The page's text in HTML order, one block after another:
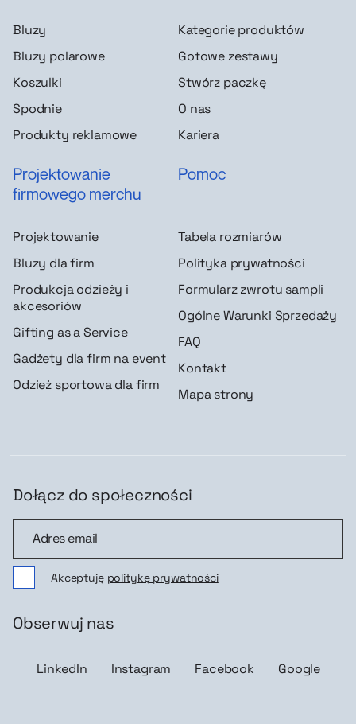
Bluzy
Bluzy polarowe
Koszulki
Spodnie
Produkty reklamowe
Kategorie produktów
Gotowe zestawy
Stwórz paczkę
O nas
Kariera
Projektowanie
firmowego merchu
Projektowanie
Bluzy dla firm
Produkcja odzieży i
akcesoriów
Gifting as a Service
Gadżety dla firm na event
Odzież sportowa dla firm
Pomoc
Tabela rozmiarów
Polityka prywatności
Formularz zwrotu sampli
Ogólne Warunki Sprzedaży
FAQ
Kontakt
Mapa strony
Dołącz do społeczności
Akceptuję politykę prywatności
Obserwuj nas
LinkedIn Instagram Facebook Google